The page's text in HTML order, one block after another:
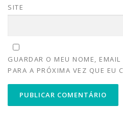
SITE
GUARDAR O MEU NOME,
PARA A PRÓXIMA VEZ QUE EU